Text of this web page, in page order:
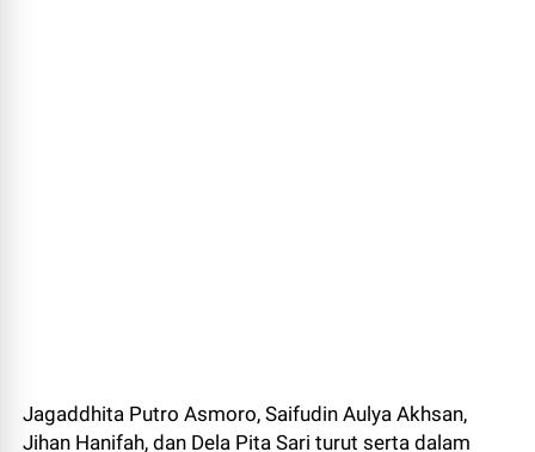
Jagaddhita Putro Asmoro, Saifudin Aulya Akhsan,
Jihan Hanifah, dan Dela Pita Sari turut serta dalam